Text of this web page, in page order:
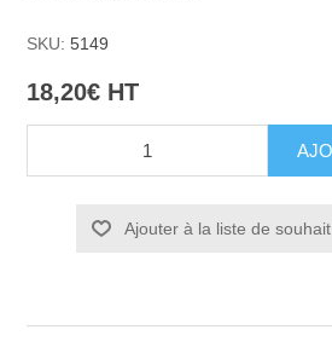
SKU: 5149
18,20€ HT
Ajouter à la liste de souhait